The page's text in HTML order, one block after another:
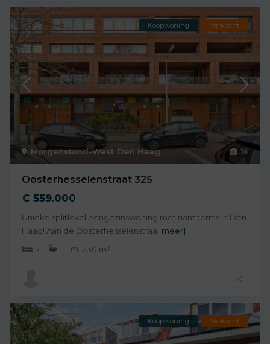
54
Morgenstond-West, Den Haag
Koopwoning Verkocht
Oosterhesselenstraat 325
€ 559.000
Unieke splitlevel eengezinswoning met riant terras in Den
Haag! Aan de Oosterhesselenstraa [meer]
7
1 230 m2
Koopwoning Verkocht